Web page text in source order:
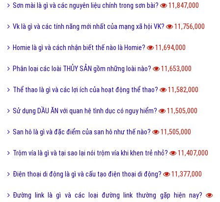
Sơn mài là gì và các nguyên liệu chính trong sơn bài? 11,847,000
Vk là gì và các tính năng mới nhất của mạng xã hội VK? 11,756,000
Homie là gì và cách nhận biết thế nào là Homie? 11,694,000
Phân loại các loài THỦY SẢN gồm những loài nào? 11,653,000
Thể thao là gì và các lợi ích của hoạt động thể thao? 11,582,000
Sử dụng DẦU ĂN với quan hệ tình dục có nguy hiểm? 11,505,000
San hô là gì và đặc điểm của san hô như thế nào? 11,505,000
Trộm vía là gì và tại sao lại nói trộm vía khi khen trẻ nhỏ? 11,407,000
Điện thoại di động là gì và cấu tạo điện thoại di động? 11,377,000
Đường link là gì và các loại đường link thường gặp hiện nay?